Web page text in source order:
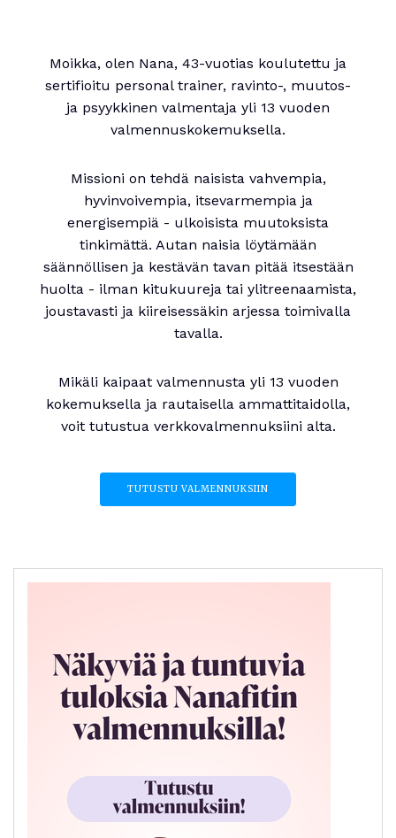
Moikka, olen Nana, 43-vuotias koulutettu ja
sertifioitu personal trainer, ravinto-, muutos-
ja psyykkinen valmentaja yli 13 vuoden
valmennuskokemuksella.
Missioni on tehdä naisista vahvempia,
hyvinvoivempia, itsevarmempia ja
energisempiä - ulkoisista muutoksista
tinkimättä. Autan naisia löytämään
säännöllisen ja kestävän tavan pitää itsestään
huolta - ilman kitukuureja tai ylitreenaamista,
joustavasti ja kiireisessäkin arjessa toimivalla
tavalla.
Mikäli kaipaat valmennusta yli 13 vuoden
kokemuksella ja rautaisella ammattitaidolla,
voit tutustua verkkovalmennuksiini alta.
TUTUSTU VALMENNUKSIIN